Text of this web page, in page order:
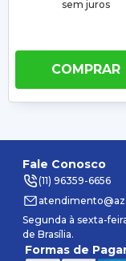
sem juros
COMPRAR
Fale Conosco
(11) 96359-6656
Segunda à sexta-
de Brasília.
Formas de